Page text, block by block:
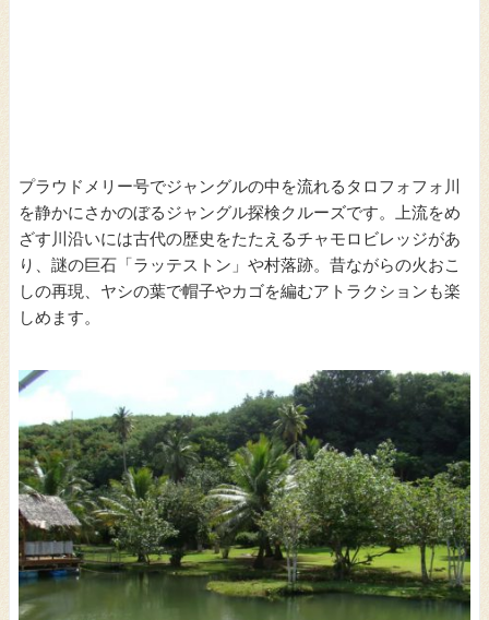
プラウドメリー号でジャングルの中を流れるタロフォフォ川
を静かにさかのぼるジャングル探検クルーズです。上流をめ
ざす川沿いには古代の歴史をたたえるチャモロビレッジがあ
り、謎の巨石「ラッテストン」や村落跡。昔ながらの火おこ
しの再現、ヤシの葉で帽子やカゴを編むアトラクションも楽
しめます。